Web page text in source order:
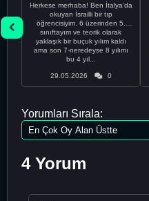
Herkese merhaba! Ben İtalya'da
okuyan İsrailli bir tıp
öğrencisiyim. 6 üzerinden 5.
sınıftayım ve teorik olarak
yaklaşık bir buçuk yılım kaldı
ama son 7-neredeyse 8 yılımı
bu 4 yıl...
29.05.2026 0
Yorumları Sırala:
4 Yorum